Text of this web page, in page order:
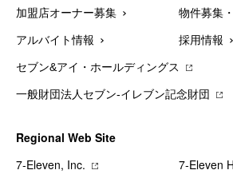
加盟店オーナー募集 物件募集
アルバイト情報 採用情報
セブン&アイ・ホールディングス
一般財団法人セブン-イレブン記念財団
Regional Web Site
7‐Eleven, Inc.
7‐Eleven